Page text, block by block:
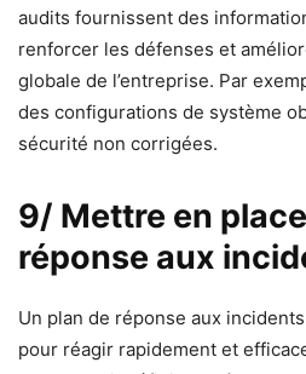
audits fournissent des
renforcer les défenses et
globale de l’entreprise. Par
des configurations de système
sécurité non corrigées.
9/ Mettre en
réponse aux
Un plan de réponse aux
pour réagir rapidement et